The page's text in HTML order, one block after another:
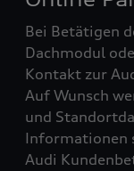
Bei Betätigen
Dachmodul
Kontakt zur
Auf Wunsch
und
Informationen
Audi